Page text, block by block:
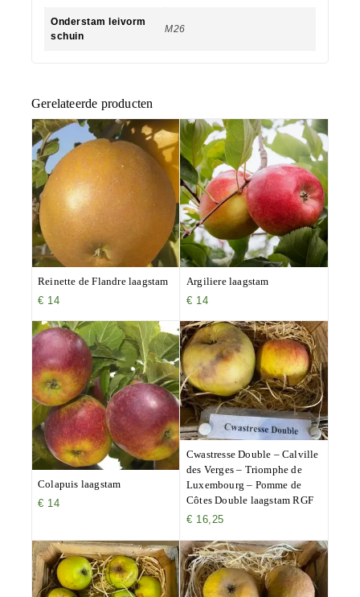
Onderstam leivorm
schuin
M26
Gerelateerde producten
Reinette de Flandre laagstam
€ 14
Argiliere laagstam
€ 14
Colapuis laagstam
€ 14
Cwastresse Double – Calville
des Verges – Triomphe de
Luxembourg – Pomme de
Côtes Double laagstam RGF
€ 16,25